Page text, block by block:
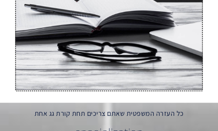
כל העזרה המשפטית שאתם צריכים תחת קורת גג אחת